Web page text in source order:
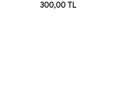
300,00 TL